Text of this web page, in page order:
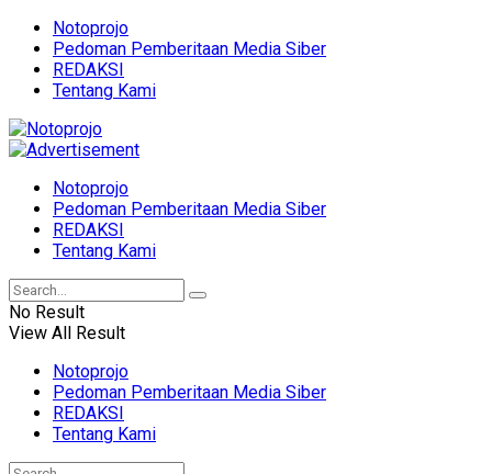
Notoprojo
Pedoman Pemberitaan Media Siber
REDAKSI
Tentang Kami
Notoprojo
Pedoman Pemberitaan Media Siber
REDAKSI
Tentang Kami
No Result
View All Result
Notoprojo
Pedoman Pemberitaan Media Siber
REDAKSI
Tentang Kami